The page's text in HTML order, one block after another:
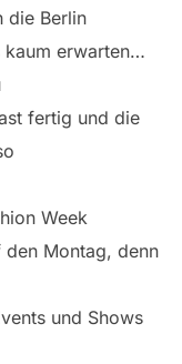
die Berlin
kaum erwarten…
fertig und die
Week
Montag, denn
und Shows